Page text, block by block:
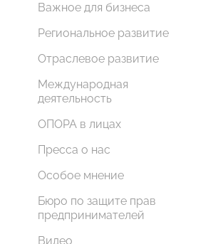
Важное для бизнеса
Региональное развитие
Отраслевое развитие
Международная
деятельность
ОПОРА в лицах
Пресса о нас
Особое мнение
Бюро по защите прав
предпринимателей
Видео